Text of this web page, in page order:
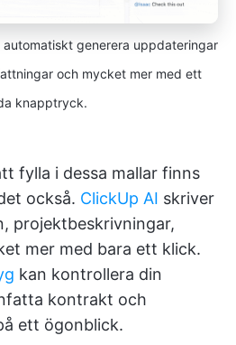
generera uppdateringar
och mycket mer med ett
knapptryck.
fylla i dessa mallar finns
också. ClickUp AI skriver
projektbeskrivningar,
mer med bara ett klick.
kan kontrollera din
kontrakt och
ett ögonblick.